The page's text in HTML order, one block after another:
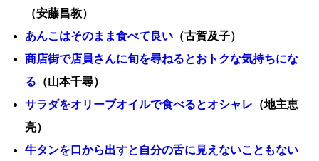
（安藤昌教）
あんこはそのまま食べて良い （古賀及子）
商店街で店員さんに旬を尋ねるとおトクな気持ちにな
る （山本千尋）
サラダをオリーブオイルで食べるとオシャレ （地主恵
亮）
牛タンを口から出すと自分の舌に見えないこともない